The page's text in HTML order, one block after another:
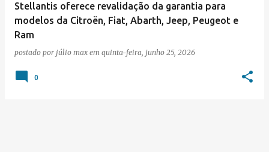
Stellantis oferece revalidação da garantia para
modelos da Citroën, Fiat, Abarth, Jeep, Peugeot e
Ram
postado por júlio max em quinta-feira, junho 25, 2026
0